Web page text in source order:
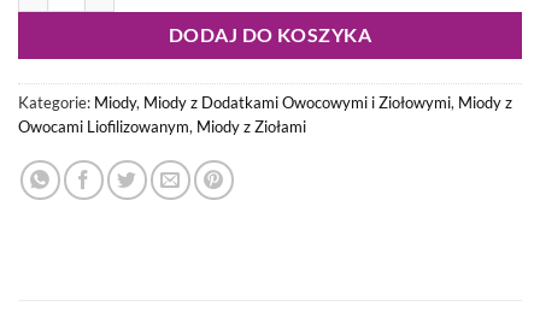
DODAJ DO KOSZYKA
Kategorie: Miody, Miody z Dodatkami Owocowymi i Ziołowymi, Miody z
Owocami Liofilizowanym, Miody z Ziołami